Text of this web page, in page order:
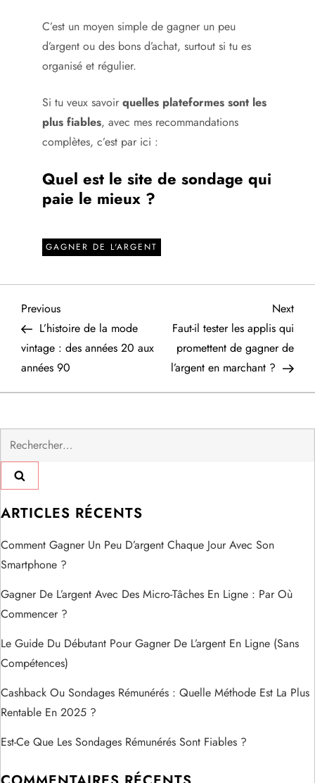
C’est un moyen simple de gagner un peu
d’argent ou des bons d’achat, surtout si tu es
organisé et régulier.
Si tu veux savoir quelles plateformes sont les
plus fiables, avec mes recommandations
complètes, c’est par ici :
Quel est le site de sondage qui
paie le mieux ?
GAGNER DE L'ARGENT
N
a
v
g
a
t
i
o
n
d
e
l
’
Previous
Post
Previous
L’histoire de la mode
vintage : des années 20 aux
années 90
Next
Next
Faut-il tester les applis qui
promettent de gagner de
l’argent en marchant ?
Rechercher :
ARTICLES RÉCENTS
Comment Gagner Un Peu D’argent Chaque Jour Avec Son
Smartphone ?
Gagner De L’argent Avec Des Micro-Tâches En Ligne : Par Où
Commencer ?
Le Guide Du Débutant Pour Gagner De L’argent En Ligne (sans
Compétences)
Cashback Ou Sondages Rémunérés : Quelle Méthode Est La Plus
Rentable En 2025 ?
Est-Ce Que Les Sondages Rémunérés Sont Fiables ?